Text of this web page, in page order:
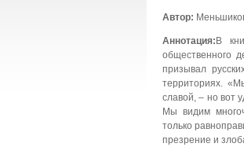
Автор:
Аннотация:В
общественного
призывал
территориях.
славой, – но вот
Мы видим
только
презрение и